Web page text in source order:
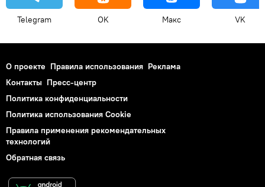
Telegram OK Макс VK
О проекте Правила использования Реклама
Контакты Пресс-центр
Политика конфиденциальности
Политика использования Cookie
Правила применения рекомендательных
технологий
Обратная связь